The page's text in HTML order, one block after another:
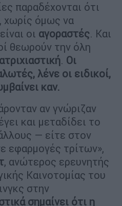
παραδέχονται ότι
χωρίς όμως να
οι αγοραστές. Και
θεωρούν την όλη
. Οι
λένε οι ειδικοί,
καν.
αν γνώριζαν
και μεταδίδει το
— είτε στον
εφαρμογές τρίτων»,
, ανώτερος ερευνητής
Καινοτομίας του
στην
σημαίνει ότι η